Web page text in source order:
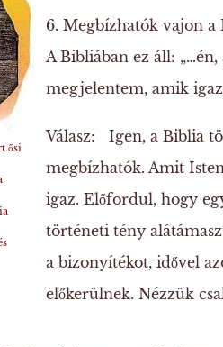
ősi
6. Megbízhatók vajon
A Bibliában ez áll: „…én,
megjelentem, amik
Válasz: Igen, a Biblia
megbízhatók. Amit
igaz. Előfordul, hogy
történeti tény
a bizonyítékot, idővel
előkerülnek. Nézzük